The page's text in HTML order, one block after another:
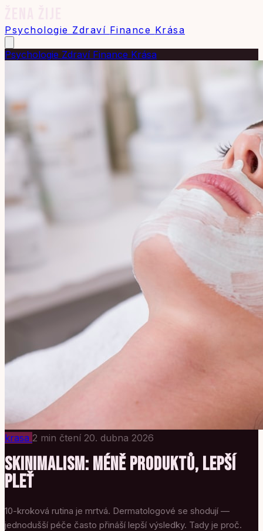
Psychologie Zdraví Finance Krása
Psychologie Zdraví Finance Krása
krasa 2 min čtení 20. dubna 2026
SKINIMALISM: MÉNĚ PRODUKTŮ, LEPŠÍ
PLEŤ
10-kroková rutina je mrtvá. Dermatologové se shodují —
jednodušší péče často přináší lepší výsledky. Tady je proč.